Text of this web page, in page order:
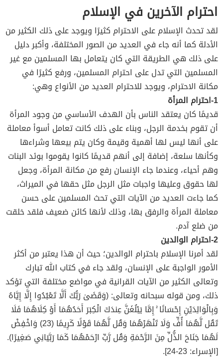
احترام الآخرين في الإسلام
لقد تحدث الإسلام على الاحترام كثيرًا ويوجد على ذلك الكثير من
الأدلة كما أنه جاء في العديد من الصور المختلفة، وأكبر دليل
على ذلك هي الطريقة التي كان يتعامل بها المسلمين مع غير
المسلمين التي تدل على احترام المسلمين، ورفع كثيرًا في
مكانة الاحترام، ويوجد للاحترام العديد من الأنواع وهي:
1-احترام المرأة
قديمًا كان يعتقد الناس بأن الهدف الأساسي من وجود المرأة
أن تقوم بخدمة الرجل، وبناء على ذلك كانت تعامل أسوأ معاملة
على أنها ليس لها أهمية وقيمة وكان يتم بيعها وشراءها
وكأنها سلعة، إضافة إلى أنهم قديمًا كانوا يقوموا بوئد البنات
وهم أحياء، وعندما جاء الإنسان رفع من مكانة المرأة، وجعل
لها حقوق وعليها واجبات مثل الرجل مثل حقها في الميراث،
كما جاءت العديد من الآيات التي تحث المسلمين على حسن
معاملة المرأة والرفق بها، وذلك لأنها كائن ضعيف فلقد خلقت
من ضلع آدم.
2-احترام الوالدين
لقد أمرنا الإسلام باحترام الوالدين؛ حيث أن هذا يعتبر من أكثر
الأمور الواجبة على الإنسان، ولقد جاء في كتاب الله تبارك
وتعالى الكثير من الآيات القرانية في مواضع مختلفة التي تؤكد
ذلك، ومن قوله سبحانه وتعالى: (وَقَضَىٰ رَبُّكَ أَلَّا تَعْبُدُوا إِلَّا إِيَّاهُ
وَبِالْوَالِدَيْنِ إِحْسَانًا ۚ إِمَّا يَبْلُغَنَّ عِندَكَ الْكِبَرَ أَحَدُهُمَا أَوْ كِلَاهُمَا فَلَا
تَقُل لَّهُمَا أُفٍّ وَلَا تَنْهَرْهُمَا وَقُل لَّهُمَا قَوْلًا كَرِيمًا (23) وَاخْفِضْ
لَهُمَا جَنَاحَ الذُّلِّ مِنَ الرَّحْمَةِ وَقُل رَّبِّ ارْحَمْهُمَا كَمَا رَبَّيَانِي صَغِيرًا).
[الإسراء: 23-24].